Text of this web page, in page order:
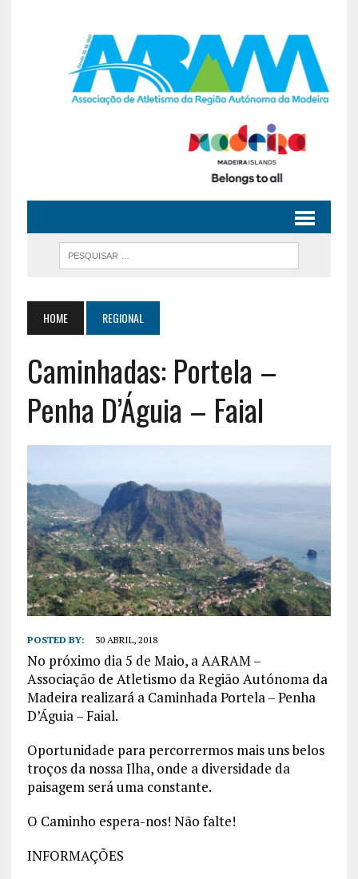
HOME REGIONAL
Caminhadas: Portela –
Penha D’Águia – Faial
POSTED BY: 30 ABRIL, 2018
No próximo dia 5 de Maio, a AARAM –
Associação de Atletismo da Região Autónoma da
Madeira realizará a Caminhada Portela – Penha
D’Águia – Faial.
Oportunidade para percorrermos mais uns belos
troços da nossa Ilha, onde a diversidade da
paisagem será uma constante.
O Caminho espera-nos! Não falte!
INFORMAÇÕES